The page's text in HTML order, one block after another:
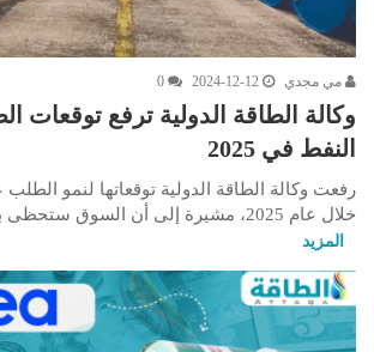
مي مجدي 2024-12-12
0
وكالة الطاقة الدولية ترفع توقعات
النفط في 2025
رفعت وكالة الطاقة الدولية توقعاتها لنمو
خلال عام 2025، مشيرة إلى أن السوق ستحظى بإمدادات كافية…
المزيد